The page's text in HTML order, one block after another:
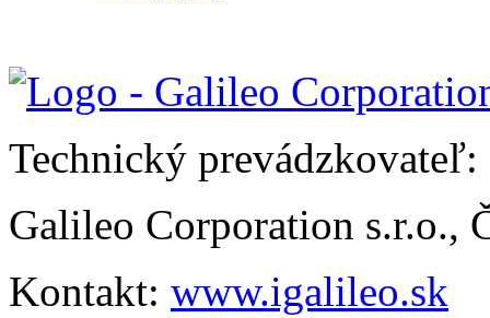
Technický prevádzkovateľ:
Galileo Corporation s.r.o.,
Kontakt: www.igalileo.sk